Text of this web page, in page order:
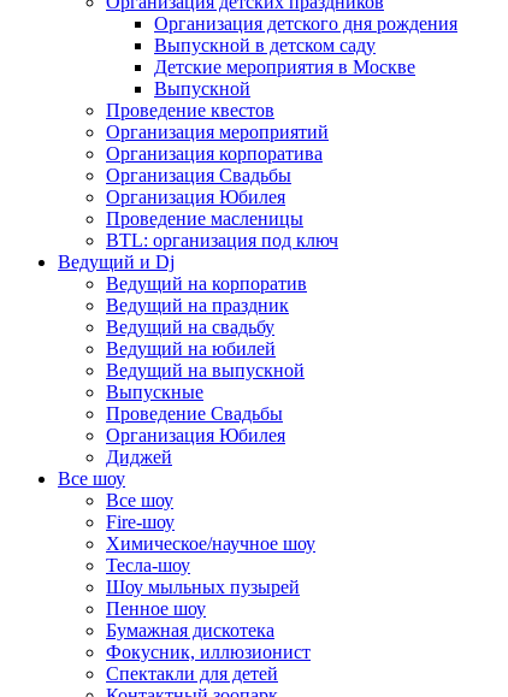
Организация детского дня рождения
Выпускной в детском саду
Детские мероприятия в Москве
Выпускной
Проведение квестов
Организация мероприятий
Организация корпоратива
Организация Свадьбы
Организация Юбилея
Проведение масленицы
BTL: организация под ключ
Ведущий и Dj
Ведущий на корпоратив
Ведущий на праздник
Ведущий на свадьбу
Ведущий на юбилей
Ведущий на выпускной
Выпускные
Проведение Свадьбы
Организация Юбилея
Диджей
Все шоу
Все шоу
Fire-шоу
Химическое/научное шоу
Тесла-шоу
Шоу мыльных пузырей
Пенное шоу
Бумажная дискотека
Фокусник, иллюзионист
Спектакли для детей